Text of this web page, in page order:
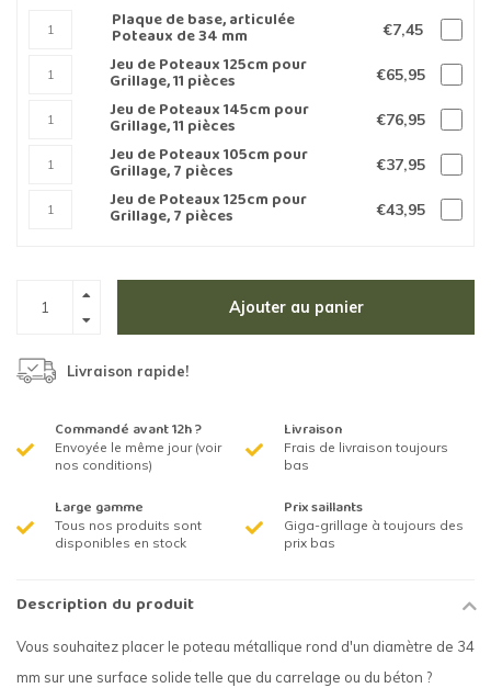
Plaque de base, articulée
Poteaux de 34 mm €7,45
Jeu de Poteaux 125cm pour
Grillage, 11 pièces €65,95
Jeu de Poteaux 145cm pour
Grillage, 11 pièces €76,95
Jeu de Poteaux 105cm pour
Grillage, 7 pièces €37,95
Jeu de Poteaux 125cm pour
Grillage, 7 pièces €43,95
Ajouter au panier
Livraison rapide!
Commandé avant 12h ?
Envoyée le même jour (voir
nos conditions)
Livraison
Frais de livraison toujours
bas
Large gamme
Tous nos produits sont
disponibles en stock
Prix saillants
Giga-grillage à toujours des
prix bas
Description du produit
Vous souhaitez placer le poteau métallique rond d'un diamètre de 34
mm sur une surface solide telle que du carrelage ou du béton ?